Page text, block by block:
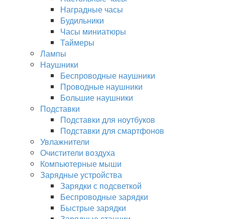
Наградные часы
Будильники
Часы миниатюры
Таймеры
Лампы
Наушники
Беспроводные наушники
Проводные наушники
Большие наушники
Подставки
Подставки для ноутбуков
Подставки для смартфонов
Увлажнители
Очистители воздуха
Компьютерные мыши
Зарядные устройства
Зарядки с подсветкой
Беспроводные зарядки
Быстрые зарядки